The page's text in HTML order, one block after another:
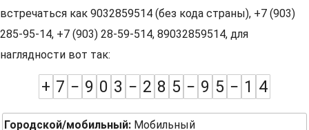
встречаться как 9032859514 (без кода страны), +7 (903)
285-95-14, +7 (903) 28-59-514, 89032859514, для
наглядности вот так:
+ 7 − 9 0 3 − 2 8 5 − 9 5 − 1 4
Городской/мобильный: Мобильный